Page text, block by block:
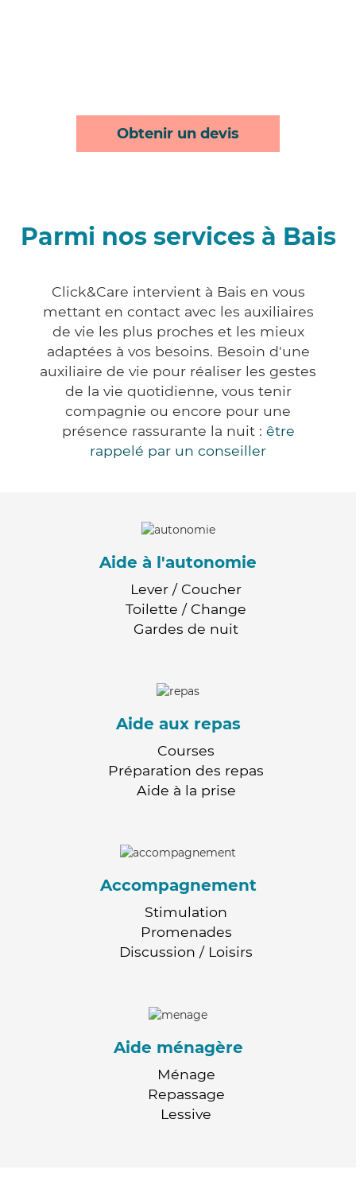
Obtenir un devis
Parmi nos services à Bais
Click&Care intervient à Bais en vous
mettant en contact avec les auxiliaires
de vie les plus proches et les mieux
adaptées à vos besoins. Besoin d'une
auxiliaire de vie pour réaliser les gestes
de la vie quotidienne, vous tenir
compagnie ou encore pour une
présence rassurante la nuit : être
rappelé par un conseiller
Aide à l'autonomie
Lever / Coucher
Toilette / Change
Gardes de nuit
Aide aux repas
Courses
Préparation des repas
Aide à la prise
Accompagnement
Stimulation
Promenades
Discussion / Loisirs
Aide ménagère
Ménage
Repassage
Lessive